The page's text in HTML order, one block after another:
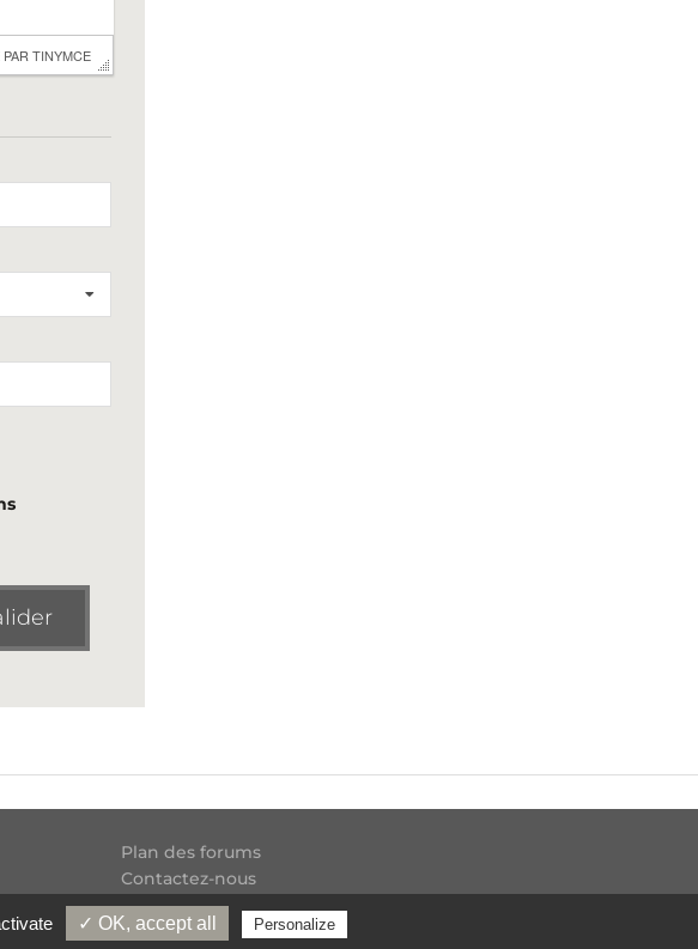
PAR TINYMCE
Plan des forums
Contactez-nous
Flux RSS
réservés
✓ OK, accept all Personalize